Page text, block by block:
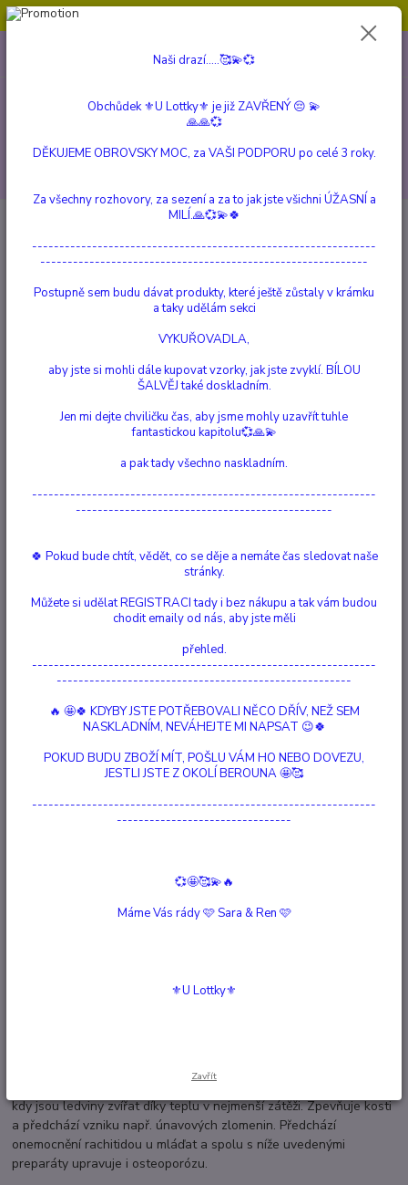
CZK
VETERINÁRNÍ PRODUKTY SKELEVET - set 3 ks
SKELEVET - set 3 ks 1 647 Kč
Ohodnotit produkt
velkých zvířat. Je prospěšný pro dodání vápníků při laktaci pro samice a
ledviny zvířat díky tep... celý popis
Dostupnost Není skladem
Výrobce:
Česká Republika
Hlídat cenu / dostupnost
Kompletní specifikace
Vhodný pro chovatele, kteří mají větší počet štěňat nebo pro
druhů zvířat. V prevenci osteoporózy je vhodným obdobím léto,
kdy jsou ledviny zvířat díky teplu v nejmenší zátěži. Zpevňuje kosti
a předchází vzniku např. únavových zlomenin. Předchází
onemocnění rachitidou u mláďat a spolu s níže uvedenými
preparáty upravuje i osteoporózu.
Naši drazí.....🥰💫💞
Obchůdek ⚜️U Lottky⚜️ je již ZAVŘENÝ 😔 💫
🙏🙏💞
DĚKUJEME OBROVSKY MOC, za VAŠI PODPORU po celé 3 roky.
Za všechny rozhovory, za sezení a za to jak jste všichni ÚŽASNÍ a
MILÍ.🙏💞💫🍀
---------------------------------------------------------------
------------------------------------------------------------
Postupně sem budu dávat produkty, které ještě zůstaly v krámku
a taky udělám sekci
VYKUŘOVADLA,
aby jste si mohli dále kupovat vzorky, jak jste zvyklí. BÍLOU
ŠALVĚJ také doskladním.
Jen mi dejte chviličku čas, aby jsme mohly uzavřít tuhle
fantastickou kapitolu💞🙏💫
a pak tady všechno naskladním.
---------------------------------------------------------------
-----------------------------------------------
🍀 Pokud bude chtít, vědět, co se děje a nemáte čas sledovat naše
stránky.
Můžete si udělat REGISTRACI tady i bez nákupu a tak vám budou
chodit emaily od nás, aby jste měli
přehled.
---------------------------------------------------------------
------------------------------------------------------
🔥 🤩🍀 KDYBY JSTE POTŘEBOVALI NĚCO DŘÍV, NEŽ SEM
NASKLADNÍM, NEVÁHEJTE MI NAPSAT 😉🍀
POKUD BUDU ZBOŽÍ MÍT, POŠLU VÁM HO NEBO DOVEZU,
JESTLI JSTE Z OKOLÍ BEROUNA 🤩🥰
---------------------------------------------------------------
--------------------------------
💞🤩🥰💫🔥
Máme Vás rády 🩷 Sara & Ren 🩷
⚜️U Lottky⚜️
Zavřít